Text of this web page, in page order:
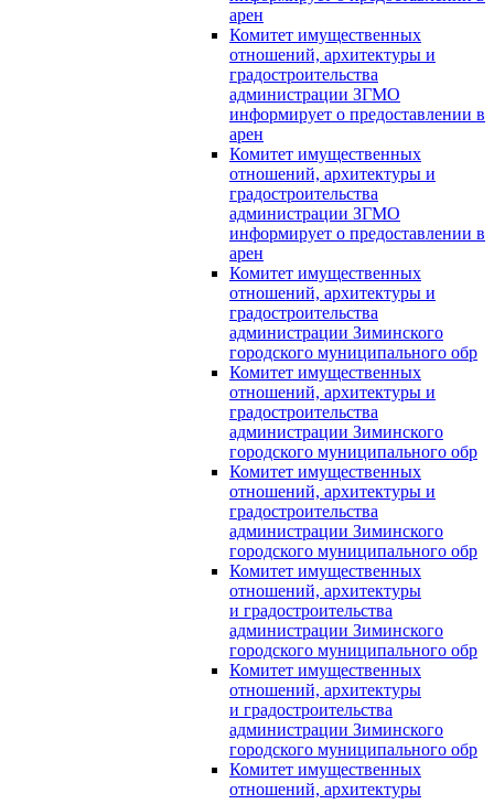
арен
Комитет имущественных
отношений, архитектуры и
градостроительства
администрации ЗГМО
информирует о предоставлении в
арен
Комитет имущественных
отношений, архитектуры и
градостроительства
администрации ЗГМО
информирует о предоставлении в
арен
Комитет имущественных
отношений, архитектуры и
градостроительства
администрации Зиминского
городского муниципального обр
Комитет имущественных
отношений, архитектуры и
градостроительства
администрации Зиминского
городского муниципального обр
Комитет имущественных
отношений, архитектуры и
градостроительства
администрации Зиминского
городского муниципального обр
Комитет имущественных
отношений, архитектуры
и градостроительства
администрации Зиминского
городского муниципального обр
Комитет имущественных
отношений, архитектуры
и градостроительства
администрации Зиминского
городского муниципального обр
Комитет имущественных
отношений, архитектуры